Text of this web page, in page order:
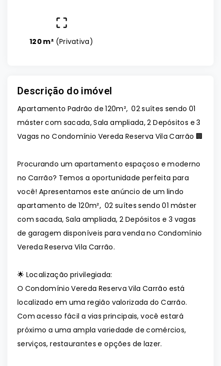
120 m² (Privativa)
Descrição do imóvel
Apartamento Padrão de 120m², 02 suítes sendo 01
máster com sacada, Sala ampliada, 2 Depósitos e 3
Vagas no Condomínio Vereda Reserva Vila Carrão 🏢
Procurando um apartamento espaçoso e moderno
no Carrão? Temos a oportunidade perfeita para
você! Apresentamos este anúncio de um lindo
apartamento de 120m², 02 suítes sendo 01 máster
com sacada, Sala ampliada, 2 Depósitos e 3 vagas
de garagem disponíveis para venda no Condomínio
Vereda Reserva Vila Carrão.
🌟 Localização privilegiada:
O Condomínio Vereda Reserva Vila Carrão está
localizado em uma região valorizada do Carrão.
Com acesso fácil a vias principais, você estará
próximo a uma ampla variedade de comércios,
serviços, restaurantes e opções de lazer.